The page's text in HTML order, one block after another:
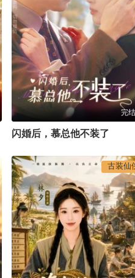
完结
闪婚后，慕总他不装了
古装仙